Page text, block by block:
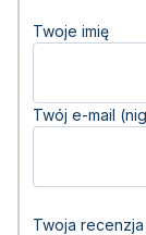
Twoje imię
Twój e-mail
Twoja